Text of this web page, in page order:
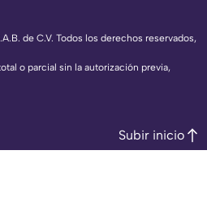
de C.V. Todos los derechos reservados,
o parcial sin la autorización previa,
Subir inicio